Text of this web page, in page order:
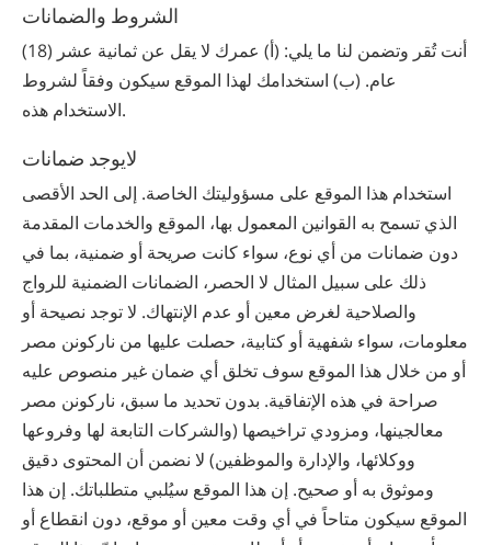
الشروط والضمانات
أنت تُقر وتضمن لنا ما يلي: (أ) عمرك لا يقل عن ثمانية عشر (18)
عام. (ب) استخدامك لهذا الموقع سيكون وفقاً لشروط
الاستخدام هذه.
لايوجد ضمانات
استخدام هذا الموقع على مسؤوليتك الخاصة. إلى الحد الأقصى
الذي تسمح به القوانين المعمول بها، الموقع والخدمات المقدمة
دون ضمانات من أي نوع، سواء كانت صريحة أو ضمنية، بما في
ذلك على سبيل المثال لا الحصر، الضمانات الضمنية للرواج
والصلاحية لغرض معين أو عدم الإنتهاك. لا توجد نصيحة أو
معلومات، سواء شفهية أو كتابية، حصلت عليها من ‫ناركونن‬ ‫مصر‬
أو من خلال هذا الموقع سوف تخلق أي ضمان غير منصوص عليه
صراحة في هذه الإتفاقية. بدون تحديد ما سبق، ‫ناركونن‬ ‫مصر‬
معالجينها، ومزودي تراخيصها (والشركات التابعة لها وفروعها
ووكلائها، والإدارة والموظفين) لا نضمن أن المحتوى دقيق
وموثوق به أو صحيح. إن هذا الموقع سيُلبي متطلباتك. إن هذا
الموقع سيكون متاحاً في أي وقت معين أو موقع، دون انقطاع أو